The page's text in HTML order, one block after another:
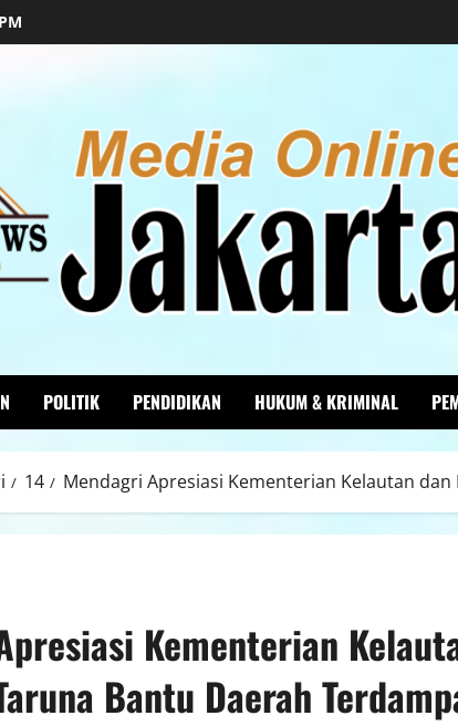
POLITIK PENDIDIKAN HUKUM & KRIMINAL
14 Mendagri Apresiasi Kementerian Kelautan
Kementerian
Bantu Daerah